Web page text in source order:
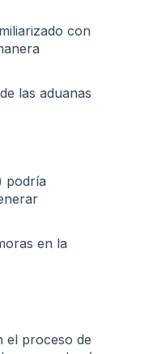
con
las aduanas
podría
en la
el proceso de